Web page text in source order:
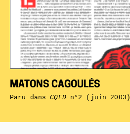
MATONS CAGOULÉS
Paru dansCQFDn°2 (juin 2003)